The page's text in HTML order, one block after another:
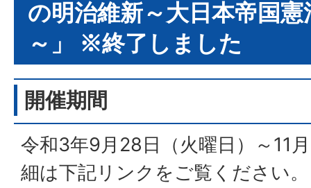
の明治維新～大日本帝国
～」 ※終了しました
開催期間
令和3年9月28日（火曜日）～11
細は下記リンクをご覧ください。